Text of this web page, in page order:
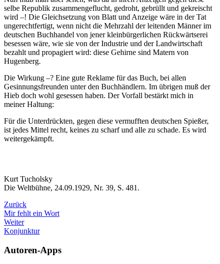
selbe Republik zusammengeflucht, gedroht, gebrüllt und gekreischt
wird –! Die Gleichsetzung von Blatt und Anzeige wäre in der Tat
ungerechtfertigt, wenn nicht die Mehrzahl der leitenden Männer im
deutschen Buchhandel von jener kleinbürgerlichen Rückwärtserei
besessen wäre, wie sie von der Industrie und der Landwirtschaft
bezahlt und propagiert wird: diese Gehirne sind Matern von
Hugenberg.
Die Wirkung –? Eine gute Reklame für das Buch, bei allen
Gesinnungsfreunden unter den Buchhändlern. Im übrigen muß der
Hieb doch wohl gesessen haben. Der Vorfall bestärkt mich in
meiner Haltung:
Für die Unterdrückten, gegen diese vermufften deutschen Spießer,
ist jedes Mittel recht, keines zu scharf und alle zu schade. Es wird
weitergekämpft.
Kurt Tucholsky
Die Weltbühne, 24.09.1929, Nr. 39, S. 481.
Zurück
Mir fehlt ein Wort
Weiter
Konjunktur
Autoren-Apps